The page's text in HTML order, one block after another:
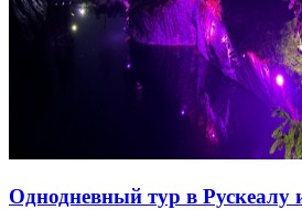
Однодневный тур в